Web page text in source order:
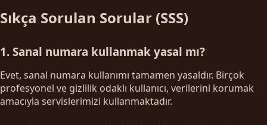
Sıkça Sorulan Sorular (SSS)
1. Sanal numara kullanmak yasal mı?
Evet, sanal numara kullanımı tamamen yasaldır. Birçok
profesyonel ve gizlilik odaklı kullanıcı, verilerini korumak
amacıyla servislerimizi kullanmaktadır.